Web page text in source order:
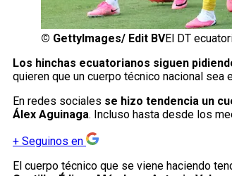
© GettyImages/ Edit BVEl DT
Los hinchas ecuatorianos siguen
quieren que un cuerpo técnico nacional sea
En redes sociales se hizo tendencia un
Álex Aguinaga. Incluso hasta desde los
+ Seguinos en
El cuerpo técnico que se viene haciendo